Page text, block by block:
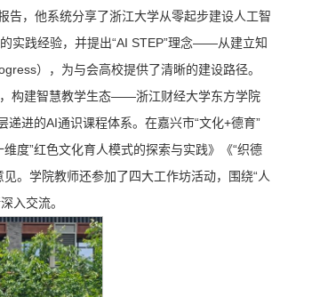
告，他系统分享了浙江大学从零起步建设人工智
实践经验，并提出“AI STEP”理念——从建立知
），为与会高校提供了清晰的建设路径。
构建智慧教学生态——浙江财经大学东方学院
进的AI通识课程体系。在嘉兴市“文化+德育”
度”红色文化育人模式的探索与实践》《“织德
。学院教师还参加了四大工作坊活动，围绕“人
入交流。